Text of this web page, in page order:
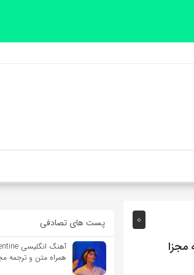
0 پست های تصادفی
همراه متن و ترجمه